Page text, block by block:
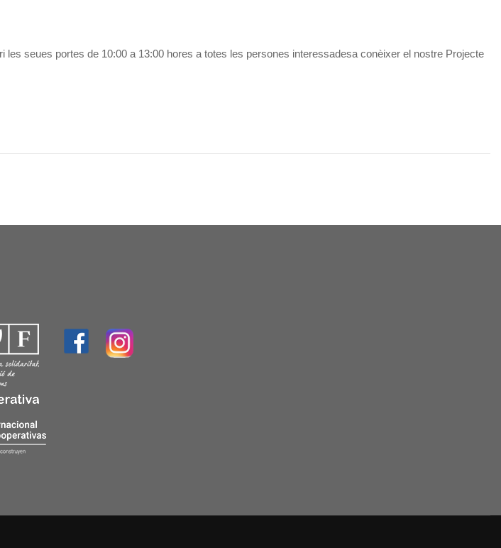
les seues portes de 10:00 a 13:00 hores a totes les persones interessadesa conèixer el nostre Projecte